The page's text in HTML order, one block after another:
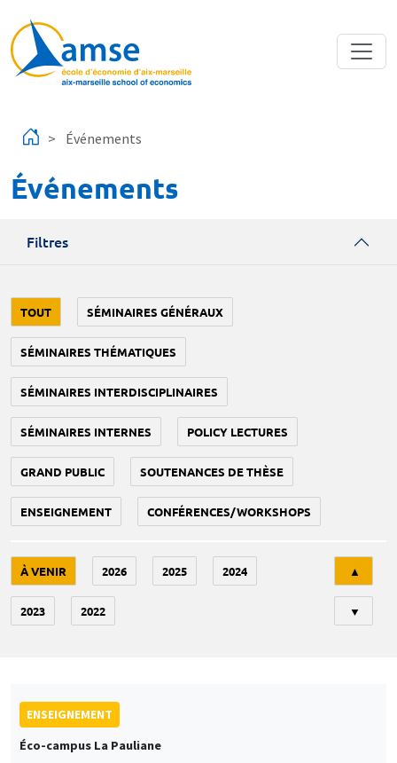
Événements
Événements
Filtres
TOUT SÉMINAIRES GÉNÉRAUX
SÉMINAIRES THÉMATIQUES
SÉMINAIRES INTERDISCIPLINAIRES
SÉMINAIRES INTERNES POLICY LECTURES
GRAND PUBLIC SOUTENANCES DE THÈSE
ENSEIGNEMENT CONFÉRENCES/WORKSHOPS
À VENIR 2026 2025 2024
2023 2022
▲
▼
ENSEIGNEMENT
Éco-campus La Pauliane